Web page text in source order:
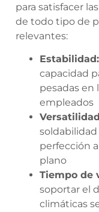
para satisfacer
de todo tipo de
relevantes:
Estabilidad:
capacidad
pesadas en
empleados
soldabilidad
perfección
plano
Tiempo de
soportar el
climáticas